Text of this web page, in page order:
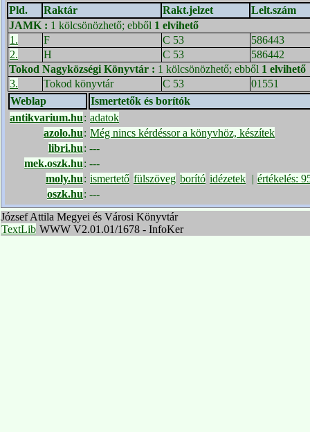
Pld. Raktár Rakt.jelzet
Lelt.szám
JAMK : 1 kölcsönözhető; ebből 1 elvihető
1.
F C 53
586443
2.
H C 53
586442
Tokod Nagyközségi Könyvtár : 1 kölcsönözhető; ebből 1 elvihető
3.
Tokod könyvtár C 53
01551
Weblap
Ismertetők és borítók
antikvarium.hu: adatok
azolo.hu: Még nincs kérdéssor a könyvhöz, készítek
libri.hu: ---
mek.oszk.hu: ---
moly.hu: ismertető fülszöveg borító idézetek | értékelés:
oszk.hu: ---
József Attila Megyei és Városi Könyvtár
TextLib WWW V2.01.01/1678 - InfoKer